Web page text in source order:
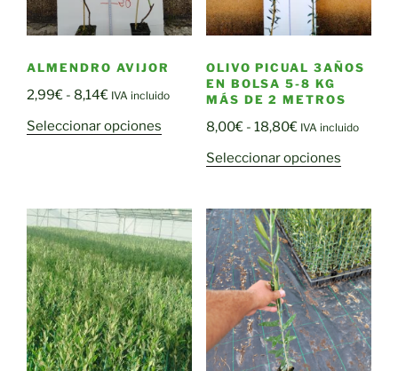
ALMENDRO AVIJOR
2,99€ - 8,14€Rango
precios:
8,14€
IVA incluido
Seleccionar opciones
variantes.
Las
opciones
se
pueden
elegir
en
la
OLIVO PICUAL 3AÑOS
EN BOLSA 5-8 KG
MÁS DE 2 METROS
8,00€ - 18,80€Rango
precios:
8,00€
hasta
18,80€
IVA incluido
Seleccionar opcionesEste
Las
opciones
se
pueden
elegir